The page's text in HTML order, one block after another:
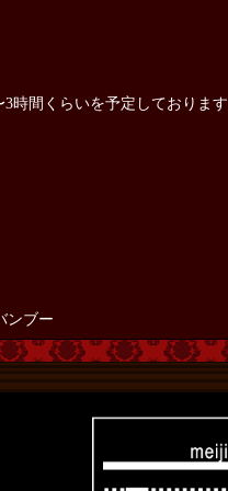
時間くらいを予定しておりま
ンブー